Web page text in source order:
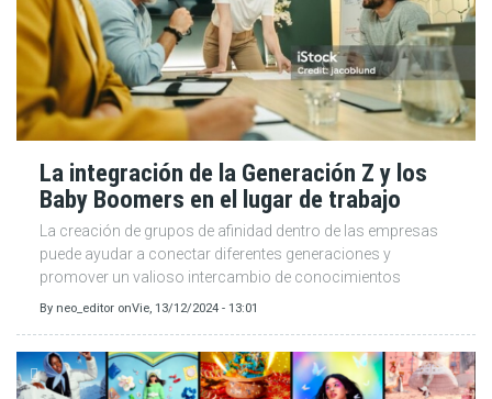
La integración de la Generación Z y los
Baby Boomers en el lugar de trabajo
La creación de grupos de afinidad dentro de las empresas
puede ayudar a conectar diferentes generaciones y
promover un valioso intercambio de conocimientos
By neo_editor onVie, 13/12/2024 - 13:01